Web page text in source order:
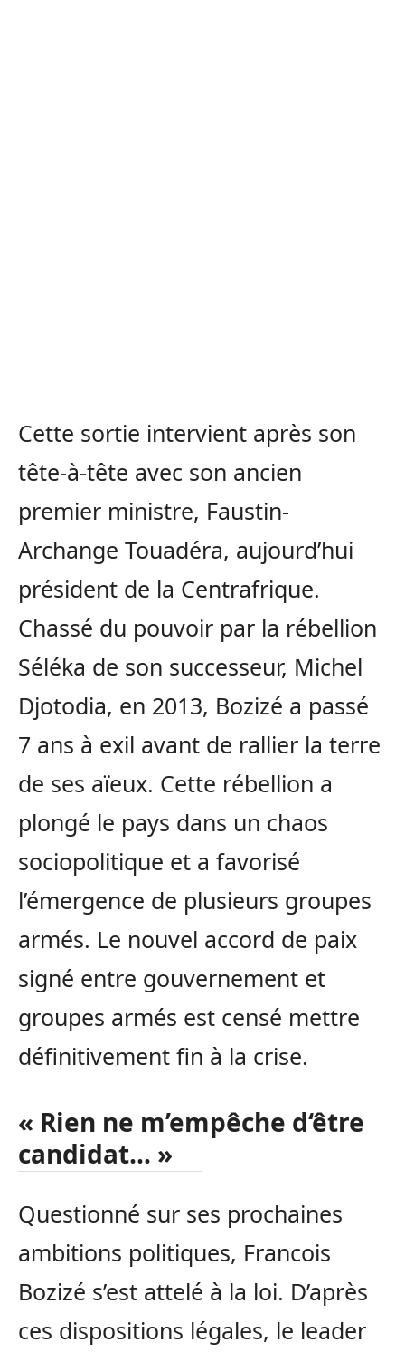
Cette sortie intervient après son
tête-à-tête avec son ancien
premier ministre, Faustin-
Archange Touadéra, aujourd’hui
président de la Centrafrique.
Chassé du pouvoir par la rébellion
Séléka de son successeur, Michel
Djotodia, en 2013, Bozizé a passé
7 ans à exil avant de rallier la terre
de ses aïeux. Cette rébellion a
plongé le pays dans un chaos
sociopolitique et a favorisé
l’émergence de plusieurs groupes
armés. Le nouvel accord de paix
signé entre gouvernement et
groupes armés est censé mettre
définitivement fin à la crise.
« Rien ne m’empêche d‘être
candidat… »
Questionné sur ses prochaines
ambitions politiques, Francois
Bozizé s’est attelé à la loi. D’après
ces dispositions légales, le leader